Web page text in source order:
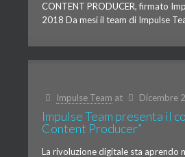
CONTENT PRODUCER, firmato
2018 Da mesi il team di Impulse
Impulse Team at Dicembre
Impulse Team presenta il
Content Producer”
La rivoluzione digitale sta aprendo